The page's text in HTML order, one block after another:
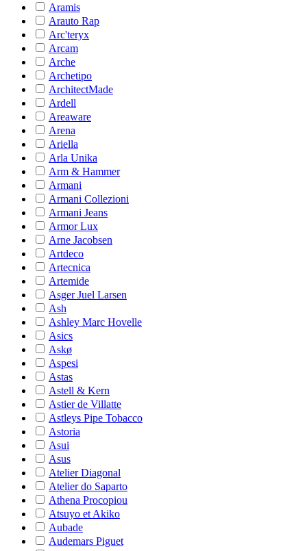
Aramis
Arauto Rap
Arc'teryx
Arcam
Arche
Archetipo
ArchitectMade
Ardell
Areaware
Arena
Ariella
Arla Unika
Arm & Hammer
Armani
Armani Collezioni
Armani Jeans
Armor Lux
Arne Jacobsen
Artdeco
Artecnica
Artemide
Asger Juel Larsen
Ash
Ashley Marc Hovelle
Asics
Askø
Aspesi
Astas
Astell & Kern
Astier de Villatte
Astleys Pipe Tobacco
Astoria
Asui
Asus
Atelier Diagonal
Atelier do Saparto
Athena Procopiou
Atsuyo et Akiko
Aubade
Audemars Piguet